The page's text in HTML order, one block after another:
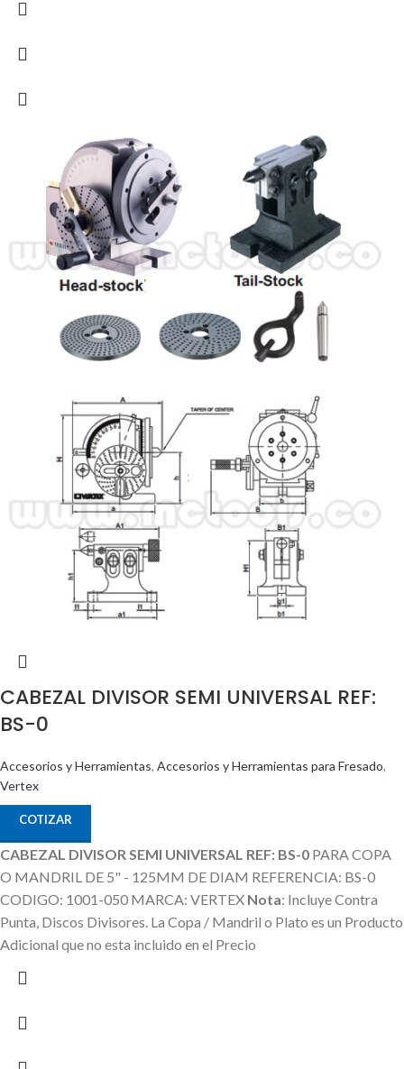
CABEZAL DIVISOR SEMI UNIVERSAL REF:
BS-0
Accesorios y Herramientas, Accesorios y Herramientas para Fresado,
Vertex
COTIZAR
CABEZAL DIVISOR SEMI UNIVERSAL REF: BS-0 PARA COPA
O MANDRIL DE 5" - 125MM DE DIAM REFERENCIA: BS-0
CODIGO: 1001-050 MARCA: VERTEX Nota: Incluye Contra
Punta, Discos Divisores. La Copa / Mandril o Plato es un Producto
Adicional que no esta incluido en el Precio